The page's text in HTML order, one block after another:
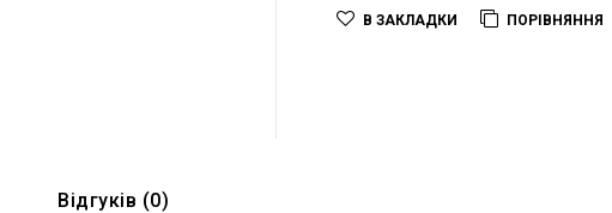
В ЗАКЛАДКИ ПОРІВНЯННЯ
Відгуків (0)